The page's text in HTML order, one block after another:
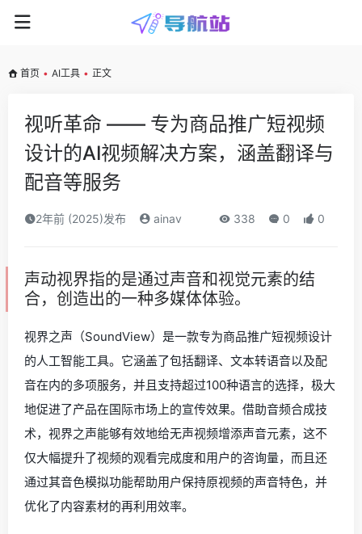
首页 • AI工具 • 正文
视听革命 —— 专为商品推广短视频
设计的AI视频解决方案，涵盖翻译与
配音等服务
2年前 (2025)发布 ainav 338 0 0
声动视界指的是通过声音和视觉元素的结
合，创造出的一种多媒体体验。
视界之声（SoundView）是一款专为商品推广短视频设计
的人工智能工具。它涵盖了包括翻译、文本转语音以及配
音在内的多项服务，并且支持超过100种语言的选择，极大
地促进了产品在国际市场上的宣传效果。借助音频合成技
术，视界之声能够有效地给无声视频增添声音元素，这不
仅大幅提升了视频的观看完成度和用户的咨询量，而且还
通过其音色模拟功能帮助用户保持原视频的声音特色，并
优化了内容素材的再利用效率。